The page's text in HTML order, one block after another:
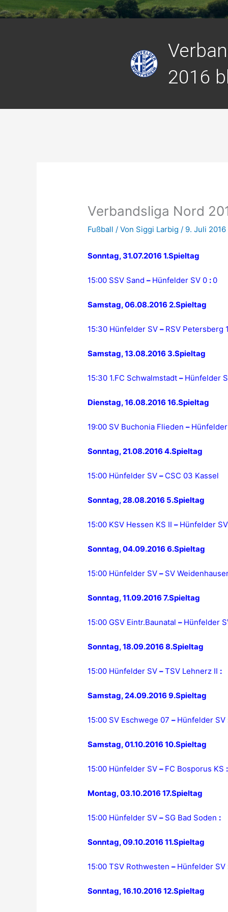
2016
Verbandsliga Nord
Fußball / Von Siggi Larbig/ 9. Juli 2016
Sonntag, 31.07.2016 1.Spieltag
15:00 SSV Sand– Hünfelder SV 0 : 0
Samstag, 06.08.2016 2.Spieltag
15:30 Hünfelder SV– RSV Petersberg 1
Samstag, 13.08.2016 3.Spieltag
15:30 1.FC Schwalmstadt– Hünfelder
Dienstag, 16.08.2016 16.Spieltag
19:00 SV Buchonia Flieden–
Sonntag, 21.08.2016 4.Spieltag
15:00 Hünfelder SV– CSC 03 Kassel
Sonntag, 28.08.2016 5.Spieltag
15:00 KSV Hessen KS II– Hünfelder SV
Sonntag, 04.09.2016 6.Spieltag
15:00 Hünfelder SV– SV
Sonntag, 11.09.2016 7.Spieltag
15:00 GSV Eintr.Baunatal– Hünfelder
Sonntag, 18.09.2016 8.Spieltag
15:00 Hünfelder SV–TSV Lehnerz II :
Samstag, 24.09.2016 9.Spieltag
15:00 SV Eschwege 07– Hünfelder SV
Samstag, 01.10.2016 10.Spieltag
15:00 Hünfelder SV– FC Bosporus KS :
Montag, 03.10.2016 17.Spieltag
15:00 Hünfelder SV– SG Bad Soden :
Sonntag, 09.10.2016 11.Spieltag
15:00 TSV Rothwesten– Hünfelder SV
Sonntag, 16.10.2016 12.Spieltag